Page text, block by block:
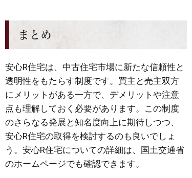
まとめ
安心R住宅は、中古住宅市場に新たな信頼性と
透明性をもたらす制度です。買主と売主双方
にメリットがある一方で、デメリットや注意
点も理解しておく必要があります。この制度
のさらなる発展と知名度向上に期待しつつ、
安心R住宅の取得を検討するのも良いでしょ
う。安心R住宅についての詳細は、国土交通省
のホームページでも確認できます。